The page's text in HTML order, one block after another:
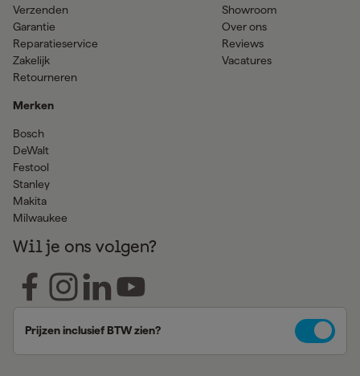
Verzenden
Garantie
Reparatieservice
Zakelijk
Retourneren
Merken
Bosch
DeWalt
Festool
Stanley
Makita
Milwaukee
Showroom
Over ons
Reviews
Vacatures
Wil je ons volgen?
Prijzen inclusief BTW zien?